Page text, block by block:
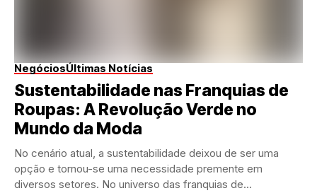
NegóciosÚltimas Notícias
Sustentabilidade nas Franquias de
Roupas: A Revolução Verde no
Mundo da Moda
No cenário atual, a sustentabilidade deixou de ser uma
opção e tornou-se uma necessidade premente em
diversos setores. No universo das franquias de...